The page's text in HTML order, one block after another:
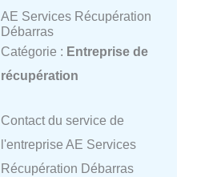
AE Services Récupération
Débarras
Catégorie : Entreprise de
récupération
Contact du service de
l'entreprise AE Services
Récupération Débarras